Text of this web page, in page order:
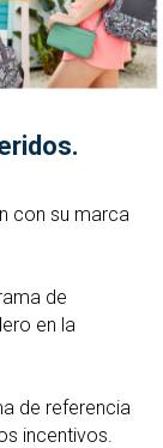
con su marca
de
en la
de referencia
incentivos.